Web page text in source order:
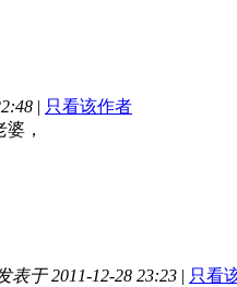
| 只看该作者
，
表于 2011-12-28 23:23 | 只看